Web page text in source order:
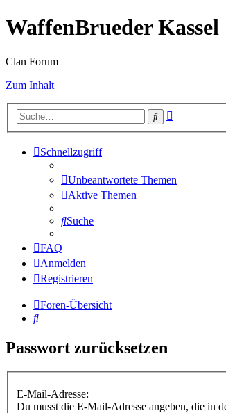
WaffenBrueder Kassel
Clan Forum
Zum Inhalt
Suche
Schnellzugriff
Unbeantwortete Themen
Aktive Themen
Suche
FAQ
Anmelden
Registrieren
Foren-Übersicht
Suche
Passwort zurücksetzen
E-Mail-Adresse:
Du musst die E-Mail-Adresse angeben, die in